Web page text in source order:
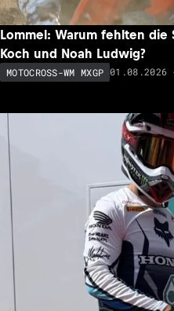
Lommel: Warum fehlten die
Koch und Noah Ludwig?
MOTOCROSS-WM MXGP 01.08.2026